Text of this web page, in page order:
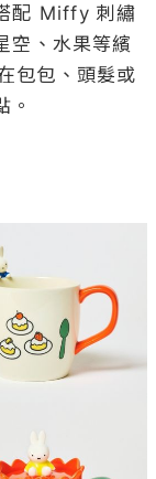
配 Miffy 刺繡
空、水果等繽
包包、頭髮或
。